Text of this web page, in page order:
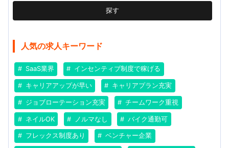
探す
人気の求人キーワード
SaaS業界 インセンティブ制度で稼げる
キャリアアップが早い キャリアプラン充実
ジョブローテーション充実 チームワーク重視
ネイルOK ノルマなし バイク通勤可
フレックス制度あり ベンチャー企業